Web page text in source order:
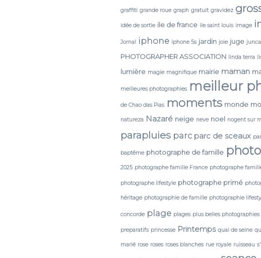
graffiti grande roue graph gratuit gravidez
idée de sortie ile de france ile saint louis image
Jornal iphone iphone 5s jardin joie juge juncal
PHOTOGRAPHER ASSOCIATION
linda terra
lumière magie magnifique mairie maman
meilleures photographies meilleur
de Chao das Pias moments monde
natureza Nazaré neige neve noel nogent sur
parapluies parc parc de sceaux
baptême photographe de famille
2025 photographe famille France photographe
photographe lifestyle photographe primé
héritage photographie de famille photographie
concorde plage plages plus belles photographies
preparatifs princesse Printemps quai de seine
marié rose roses roses blanches rue royale ruisseau